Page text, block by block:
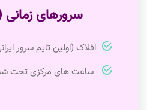
سرورهای زمانی
افلاک (اولین تایم سرور
ساعت های مرکزی تحت